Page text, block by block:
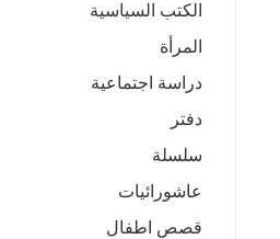
الكتب السياسية
المرأة
دراسة اجتماعية
دفتر
سلسلة
عاشورائيات
قصص اطفال